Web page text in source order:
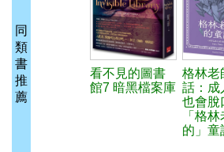
同
類
書
推
薦
看不見的圖書
館7 暗黑檔案庫
格林老
話：成
也會脫
「格
的」童